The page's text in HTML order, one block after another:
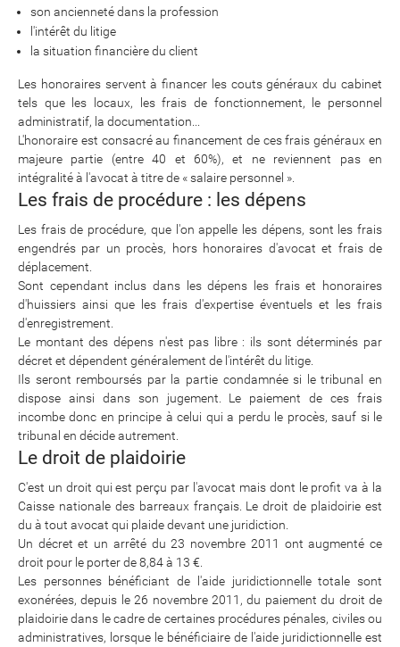
son ancienneté dans la profession
l'intérêt du litige
la situation financière du client
Les honoraires servent à financer les couts généraux du cabinet
tels que les locaux, les frais de fonctionnement, le personnel
administratif, la documentation...
L'honoraire est consacré au financement de ces frais généraux en
majeure partie (entre 40 et 60%), et ne reviennent pas en
intégralité à l'avocat à titre de « salaire personnel ».
Les frais de procédure : les dépens
Les frais de procédure, que l'on appelle les dépens, sont les frais
engendrés par un procès, hors honoraires d'avocat et frais de
déplacement.
Sont cependant inclus dans les dépens les frais et honoraires
d'huissiers ainsi que les frais d'expertise éventuels et les frais
d'enregistrement.
Le montant des dépens n'est pas libre : ils sont déterminés par
décret et dépendent généralement de l'intérêt du litige.
Ils seront remboursés par la partie condamnée si le tribunal en
dispose ainsi dans son jugement. Le paiement de ces frais
incombe donc en principe à celui qui a perdu le procès, sauf si le
tribunal en décide autrement.
Le droit de plaidoirie
C'est un droit qui est perçu par l'avocat mais dont le profit va à la
Caisse nationale des barreaux français. Le droit de plaidoirie est
du à tout avocat qui plaide devant une juridiction.
Un décret et un arrêté du 23 novembre 2011 ont augmenté ce
droit pour le porter de 8,84 à 13 €.
Les personnes bénéficiant de l'aide juridictionnelle totale sont
exonérées, depuis le 26 novembre 2011, du paiement du droit de
plaidoirie dans le cadre de certaines procédures pénales, civiles ou
administratives, lorsque le bénéficiaire de l'aide juridictionnelle est